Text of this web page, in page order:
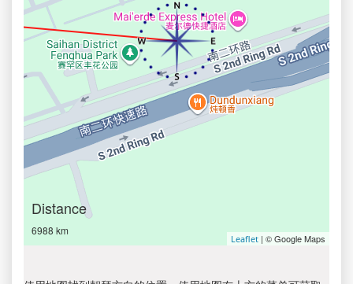
Distance
6988 km
Leaflet | © Google Maps